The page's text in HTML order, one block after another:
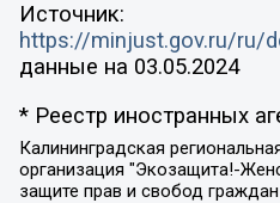
Источник:
https://minjust.gov.ru/ru/
данные на 03.05.2024
* Реестр иностранных
Калининградская региональная общественная организация "Экозащита!-Женсовет", Фонд содействия защите прав и свобод граждан "Общественный вердикт", Фонд "Институт Развития Свободы Информации", Частное учреждение "Информационное агентство МЕМО. РУ", Региональная общественная организация "Общественная комиссия по сохранению наследия академика Сахарова", Фонд поддержки свободы прессы, Санкт-Петербургская общественная правозащитная организация "Гражданский контроль", Межрегиональная общественная организация "Информационно-просветительский центр "Мемориал", Региональный Фонд "Центр Защиты Прав Средств Массовой Информации", с 05.12.2023 Фонд "Центр Защиты Прав Средств массовой информации", Региональная общественная благотворительная организация помощи беженцам и мигрантам "Гражданское содействие", Негосударственное образовательное учреждение дополнительного профессионального образования (повышение квалификации) специалистов "АКАДЕМИЯ ПО ПРАВАМ ЧЕЛОВЕКА", Свердловская региональная общественная организация "Сутяжник", Автономная некоммерческая организация "Центр независимых социологических исследований", Союз общественных объединений "Российский исследовательский центр по правам человека", Региональное общественное учреждение научно-информационный центр "МЕМОРИАЛ", Некоммерческая организация "Фонд защиты гласности", Автономная некоммерческая организация "Институт прав человека", Городская общественная организация "Екатеринбургское общество "МЕМОРИАЛ", Городская общественная организация "Рязанское историко-просветительское и правозащитное общество "Мемориал" (Рязанский Мемориал), Челябинский региональный орган общественной самодеятельности – женское общественное объединение "Женщины Евразии", Челябинский региональный орган общественной самодеятельности "Уральская правозащитная группа", Фонд содействия защите здоровья и социальной справедливости имени Андрея Рылькова, Автономная Некоммерческая Организация "Аналитический Центр Юрия Левады", Автономная некоммерческая организация социальной поддержки населения "Проект Апрель", Региональная общественная организация помощи женщинам и детям, находящимся в кризисной ситуации "Информационно-методический центр "Анна", Фонд содействия развитию массовых коммуникаций и правовому просвещению "Так-так-Так", Фонд содействия устойчивому развитию "Серебряная тайга", Свердловский региональный общественный фонд социальных проектов "Новое время", "Idel.Реалии", Кавказ.Реалии, Крым.Реалии, Телеканал Настоящее Время, Татаро-башкирская служба Радио Свобода (Azatliq Radiosi), Радио Свободная Европа/Радио Свобода (PCE/PC), "Сибирь.Реалии", "Фактограф", Благотворительный фонд помощи осужденным и их семьям, Автономная некоммерческая организация "Институт глобализации и социальных движений", Фонд "В защиту прав заключенных", Частное учреждение "Центр поддержки и содействия развитию средств массовой информации", Пензенский региональный общественный благотворительный фонд "Гражданский союз", "Север.Реалии", Некоммерческая организация Фонд "Правовая инициатива", Общество с ограниченной ответственностью "Радио Свободная Европа/Радио Свобода", Чешское информационное агентство "MEDIUM-ORIENT", Красноярская региональная общественная организация "Мы против СПИДа", Камалягин Денис Николаевич, Маркелов Сергей Евгеньевич, Пономарев Лев Александрович, Савицкая Людмила Алексеевна, Автономная некоммерческая организация "Центр по работе с проблемой насилия "НАСИЛИЮ.НЕТ", Межрегиональный профессиональный союз работников здравоохранения "Альянс врачей", Юридическое лицо, зарегистрированное в Латвийской Республике, SIA "Medusa Project" (регистрационный номер 40103797863, дата регистрации 10.06.2014), Некоммерческая организация "Фонд по борьбе с коррупцией", Автономная некоммерческая организация "Институт права и публичной политики", Баданин Роман Сергеевич, Гликин Максим Александрович, Железнова Мария Михайловна, Лукьянова Юлия Сергеевна, Маетная Елизавета Витальевна, Маняхин Петр Борисович, Чуракова Ольга Владимировна, Ярош Юлия Петровна, Юридическое лицо "The Insider SIA", зарегистрированное в Риге, Латвийская Республика (дата регистрации 26.06.2015), являющееся администратором доменного имени интернет-издания "The Insider SIA", https://theins.ru, Постернак Алексей Евгеньевич, Рубин Михаил Аркадьевич, Анин Роман Александрович, Юридическое лицо Istories fonds, зарегистрированное в Латвийской Республике (регистрационный номер 50008295751, дата регистрации 24.02.2020), Великовский Дмитрий Александрович, Долинина Ирина Николаевна, Мароховская Алеся Алексеевна, Шлейнов Роман Юрьевич, Шмагун Олеся Валентиновна, Общество с ограниченной ответственностью "Альтаир 2021", Общество с ограниченной ответственностью "Вега 2021", Общество с ограниченной ответственностью "Главный редактор 2021", Общество с ограниченной ответственностью "Ромашки монолит", Важенков Артем Валерьевич, Ивановская областная общественная организация "Центр гендерных исследований", Гурман Юрий Альбертович, Медиапроект "ОВД-Инфо", Егоров Владимир Владимирович, Жилинский Владимир Александрович, Общество с ограниченной ответственностью "ЗП", Иванова София Юрьевна, Карезина Инна Павловна, Кильтау Екатерина Викторовна, Петров Алексей Викторович, Пискунов Сергей Евгеньевич, Смирнов Сергей Сергеевич, Тихонов Михаил Сергеевич, Общество с ограниченной ответственностью "ЖУРНАЛИСТ-ИНОСТРАННЫЙ АГЕНТ", Арапова Галина Юрьевна, Вольтская Татьяна Анатольевна, Американская компания "Mason G.E.S. Anonymous Foundation" (США), являющаяся владельцем интернет-издания https://mnews.world/, Компания "Stichting Bellingcat", зарегистрированная в Нидерландах (дата регистрации 11.07.2018), Захаров Андрей Вячеславович, Клепиковская Екатерина Дмитриевна, Общество с ограниченной ответственностью "МЕМО", Перл Роман Александрович, Симонов Евгений Алексеевич, Соловьева Елена Анатольевна, Сотников Даниил Владимирович, Сурначева Елизавета Дмитриевна, Автономная некоммерческая организация по защите прав человека и информированию населения "Якутия – Наше Мнение", Общество с ограниченной ответственностью "Москоу диджитал медиа", с 26.01.2023 Общество с ограниченной ответственностью "Чайка Белые сады", Ветошкина Валерия Валерьевна, Заговора Максим Александрович, Межрегиональное общественное движение "Российская ЛГБТ - сеть", Оленичев Максим Владимирович, Павлов Иван Юрьевич, Скворцова Елена Сергеевна, Общество с ограниченной ответственностью "Как бы инагент", Кочетков Игорь Викторович, Общество с ограниченной ответственностью "Честные выборы", Еланчик Олег Александрович, Общество с ограниченной